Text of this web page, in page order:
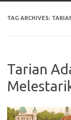
TAG ARCHIVES:
Tarian